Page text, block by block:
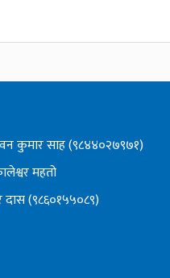
कुमार साह (९८४४०२७९७१)
महतो
दास (९८६०१५५०८९)